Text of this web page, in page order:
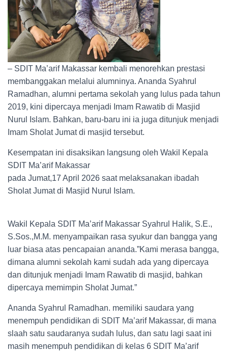
– SDIT Ma’arif Makassar kembali menorehkan prestasi
membanggakan melalui alumninya. Ananda Syahrul
Ramadhan, alumni pertama sekolah yang lulus pada tahun
2019, kini dipercaya menjadi Imam Rawatib di Masjid
Nurul Islam. Bahkan, baru-baru ini ia juga ditunjuk menjadi
Imam Sholat Jumat di masjid tersebut.
Kesempatan ini disaksikan langsung oleh Wakil Kepala
SDIT Ma’arif Makassar
pada Jumat,17 April 2026 saat melaksanakan ibadah
Sholat Jumat di Masjid Nurul Islam.
Wakil Kepala SDIT Ma’arif Makassar Syahrul Halik, S.E.,
S.Sos.,M.M. menyampaikan rasa syukur dan bangga yang
luar biasa atas pencapaian ananda.”Kami merasa bangga,
dimana alumni sekolah kami sudah ada yang dipercaya
dan ditunjuk menjadi Imam Rawatib di masjid, bahkan
dipercaya memimpin Sholat Jumat.”
Ananda Syahrul Ramadhan. memiliki saudara yang
menempuh pendidikan di SDIT Ma’arif Makassar, di mana
slaah satu saudaranya sudah lulus, dan satu lagi saat ini
masih menempuh pendidikan di kelas 6 SDIT Ma’arif